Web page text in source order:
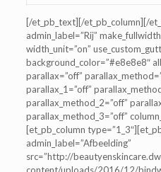
[/et_pb_text][/et_pb_column][/
admin_label=”Rij”
width_unit=”on”
background_color=”#e8e8e8″
parallax=”off”
parallax_1=”off”
parallax_method_2=”off”
parallax_method_3=”off”
[et_pb_column
admin_label=”Afbeelding”
src=”http://